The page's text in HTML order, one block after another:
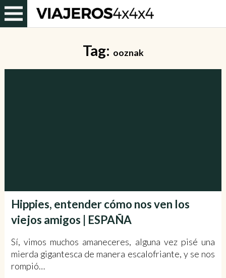
Tag: ooznak
Hippies, entender cómo nos ven los
viejos amigos | ESPAÑA
Sí, vimos muchos amaneceres, alguna vez pisé una
mierda gigantesca de manera escalofriante, y se nos
rompió…